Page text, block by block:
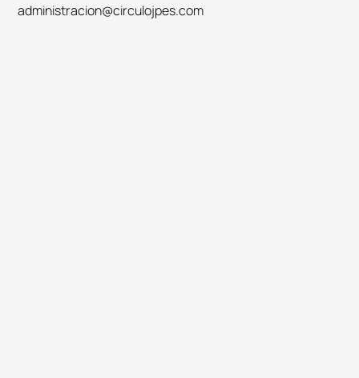
administracion@circulojpes.com